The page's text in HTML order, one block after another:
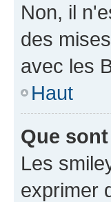
Non, il
des
avec les
Haut
Que
Les
exprimer